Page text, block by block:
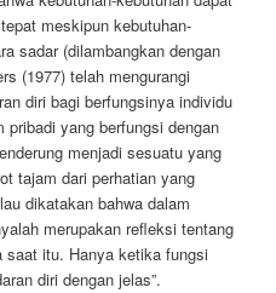
meskipun kebutuhan-
sadar (dilambangkan dengan
(1977) telah mengurangi
diri bagi berfungsinya individu
pribadi yang berfungsi dengan
menjadi sesuatu yang
tajam dari perhatian yang
dikatakan bahwa dalam
merupakan refleksi tentang
saat itu. Hanya ketika fungsi
diri dengan jelas”.